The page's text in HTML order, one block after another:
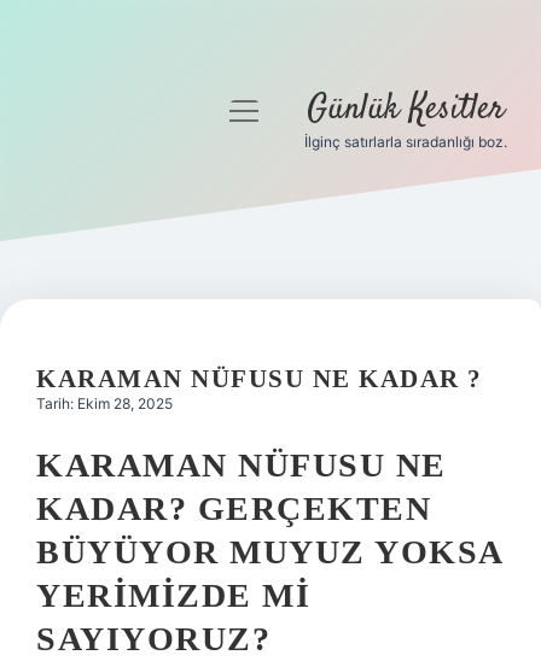
Hakkımızda
Yasal Uyarı
menüyü
Günlük Kesitler
İlginç satırlarla sıradanlığı boz.
KARAMAN NÜFUSU NE KADAR ?
Tarih: Ekim 28, 2025
KARAMAN NÜFUSU NE
KADAR? GERÇEKTEN
BÜYÜYOR MUYUZ YOKSA
YERIMIZDE MI
SAYIYORUZ?